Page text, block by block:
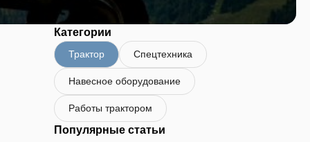
Категории
Трактор Спецтехника
Навесное оборудование
Работы трактором
Популярные статьи